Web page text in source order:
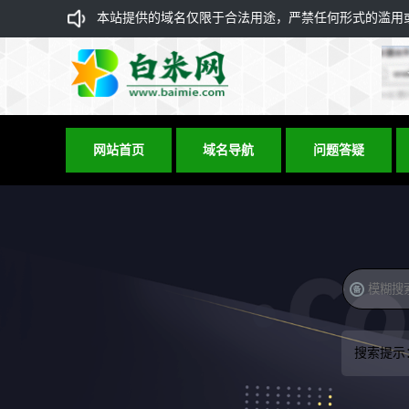
本站提供的域名仅限于合法用途，严禁任何形式的滥
网站首页 域名导航 问题答疑
搜索提示